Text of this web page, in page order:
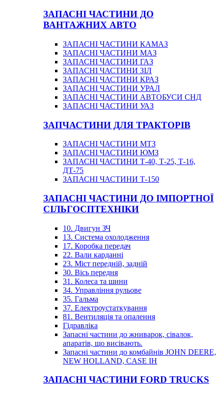
ЗАПАСНІ ЧАСТИНИ ДО
ВАНТАЖНИХ АВТО
ЗАПАСНІ ЧАСТИНИ КАМАЗ
ЗАПАСНІ ЧАСТИНИ МАЗ
ЗАПАСНІ ЧАСТИНИ ГАЗ
ЗАПАСНІ ЧАСТИНИ ЗІЛ
ЗАПАСНІ ЧАСТИНИ КРАЗ
ЗАПАСНІ ЧАСТИНИ УРАЛ
ЗАПАСНІ ЧАСТИНИ АВТОБУСИ СНД
ЗАПАСНІ ЧАСТИНИ УАЗ
ЗАПЧАСТИНИ ДЛЯ ТРАКТОРІВ
ЗАПАСНІ ЧАСТИНИ МТЗ
ЗАПАСНІ ЧАСТИНИ ЮМЗ
ЗАПАСНІ ЧАСТИНИ Т-40, Т-25, Т-16,
ДТ-75
ЗАПАСНІ ЧАСТИНИ Т-150
ЗАПАСНІ ЧАСТИНИ ДО ІМПОРТНОЇ
СІЛЬГОСПТЕХНІКИ
10. Двигун ЗЧ
13. Система охолодження
17. Коробка передач
22. Вали карданні
23. Міст передній, задній
30. Вісь передня
31. Колеса та шини
34. Управління рульове
35. Гальма
37. Електроустаткування
81. Вентиляція та опалення
Гідравліка
Запасні частини до жниварок, сівалок,
апаратів, що висівають.
Запасні частини до комбайнів JOHN DEERE,
NEW HOLLAND, CASE IH
ЗАПАСНІ ЧАСТИНИ FORD TRUCKS